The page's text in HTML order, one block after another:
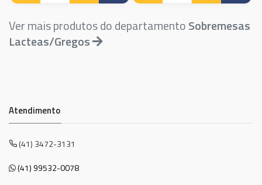
Ver mais produtos do departamentoSobremesas
Lacteas/Gregos
Atendimento
(41) 3472-3131
(41) 99532-0078